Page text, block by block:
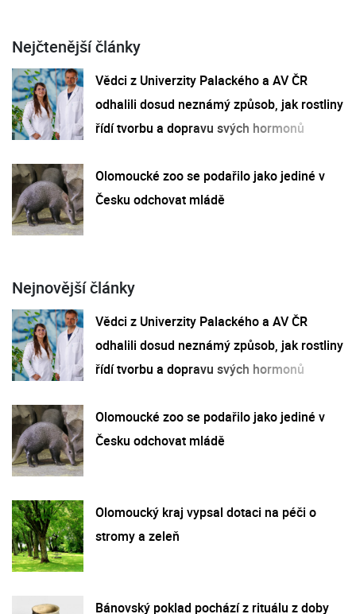
Nejčtenější články
Vědci z Univerzity Palackého a AV ČR
odhalili dosud neznámý způsob, jak rostliny
řídí tvorbu a dopravu svých hormonů
Olomoucké zoo se podařilo jako jediné v
Česku odchovat mládě
Nejnovější články
Vědci z Univerzity Palackého a AV ČR
odhalili dosud neznámý způsob, jak rostliny
řídí tvorbu a dopravu svých hormonů
Olomoucké zoo se podařilo jako jediné v
Česku odchovat mládě
Olomoucký kraj vypsal dotaci na péči o
stromy a zeleň
Bánovský poklad pochází z rituálu z doby